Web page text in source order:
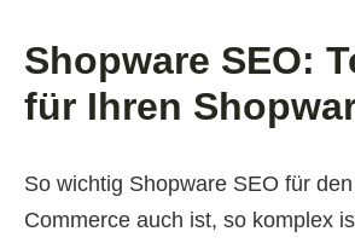
Shopware SEO:
für Ihren
So wichtig Shopware SEO für
Commerce auch ist, so komplex